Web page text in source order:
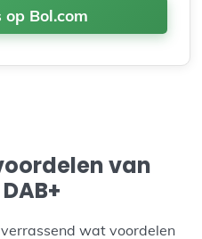
op Bol.com
van
wat voordelen